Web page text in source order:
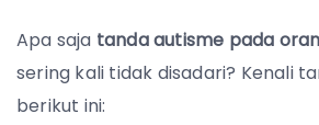
Apa saja tanda autisme pada
sering kali tidak disadari? Kenali
berikut ini: